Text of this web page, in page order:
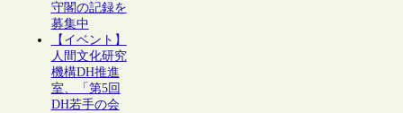
守閣の記録を
募集中
【イベント】
人間文化研究
機構DH推進
室、「第5回
DH若手の会